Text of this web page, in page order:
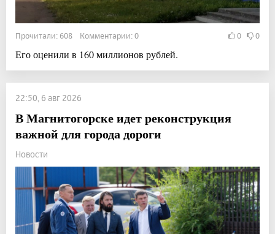
Прочитали: 608 Комментарии: 0 0 0
Его оценили в 160 миллионов рублей.
22:50, 6 авг 2026
В Магнитогорске идет реконструкция
важной для города дороги
Новости